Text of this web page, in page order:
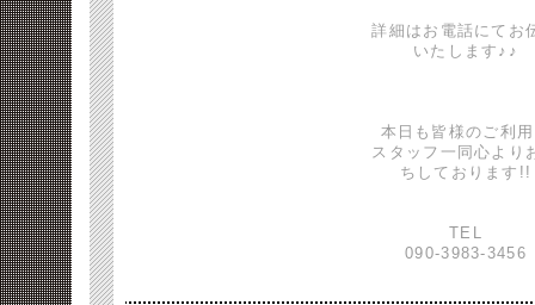
詳細はお電話にてお
いたします♪♪
本日も皆様のご利
スタッフ一同心より
ちしております!!
TEL
090-3983-3456